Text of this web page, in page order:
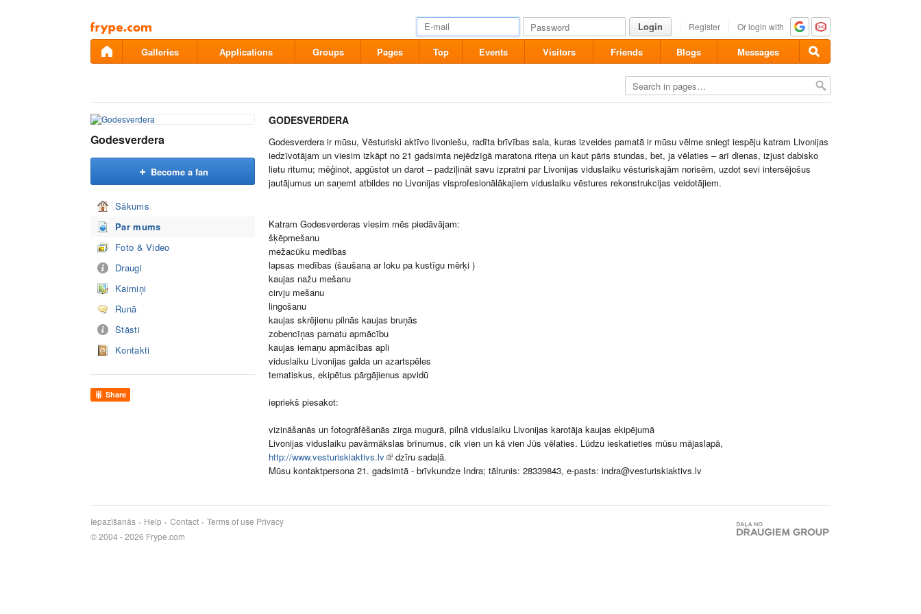
Pāriet
uz
saturu
Login Register Or login with
Galleries Applications Groups Pages Top Events Visitors Friends Blogs Messages
Godesverdera
Become a fan
Sākums
Par mums
Foto & Video
Draugi
Kaimiņi
Runā
Stāsti
Kontakti
Share
GODESVERDERA
Godesverdera ir mūsu, Vēsturiski aktīvo livoniešu, radīta brīvības sala, kuras izveides pamatā ir mūsu vēlme sniegt iespēju katram Livonijas
iedzīvotājam un viesim izkāpt no 21 gadsimta nejēdzīgā maratona riteņa un kaut pāris stundas, bet, ja vēlaties – arī dienas, izjust dabisko
lietu ritumu; mēģinot, apgūstot un darot – padziļināt savu izpratni par Livonijas viduslaiku vēsturiskajām norisēm, uzdot sevi intersējošus
jautājumus un saņemt atbildes no Livonijas visprofesionālākajiem viduslaiku vēstures rekonstrukcijas veidotājiem.
Katram Godesverderas viesim mēs piedāvājam:
šķēpmešanu
mežacūku medības
lapsas medības (šaušana ar loku pa kustīgu mērķi )
kaujas nažu mešanu
cirvju mešanu
lingošanu
kaujas skrējienu pilnās kaujas bruņās
zobencīņas pamatu apmācību
kaujas iemaņu apmācības apli
viduslaiku Livonijas galda un azartspēles
tematiskus, ekipētus pārgājienus apvidū
iepriekš piesakot:
vizināšanās un fotogrāfēšanās zirga mugurā, pilnā viduslaiku Livonijas karotāja kaujas ekipējumā
Livonijas viduslaiku pavārmākslas brīnumus, cik vien un kā vien Jūs vēlaties. Lūdzu ieskatieties mūsu mājaslapā,
http://www.vesturiskiaktivs.lv
dzīru sadaļā.
Mūsu kontaktpersona 21. gadsimtā - brīvkundze Indra; tālrunis: 28339843, e-pasts: indra@vesturiskiaktivs.lv
Iepazīšanās Help Contact Terms of use Privacy
© 2004 - 2026 Frype.com